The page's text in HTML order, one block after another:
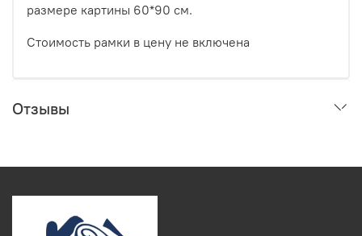
размере картины 60*90 см.
Стоимость рамки в цену не включена
Отзывы